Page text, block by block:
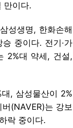
만이다.
성생명, 한화손해
중이다. 전기·가
2%대 약세, 건설,
, 삼성물산이 2%
(NAVER)는 강보
락 중이다.